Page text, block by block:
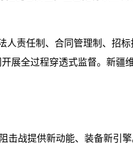
责任制、合同管理制、招
展全过程穿透式监督。新疆
战提供新动能、装备新引擎